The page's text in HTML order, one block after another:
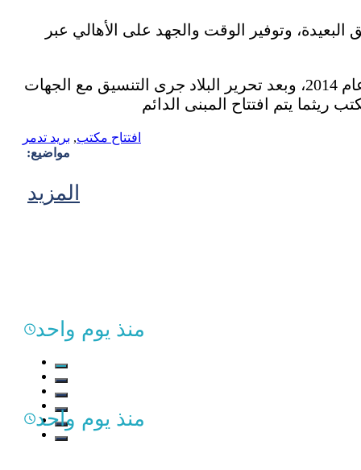
وتوفير الوقت والجهد على الأهالي عبر
ومن جهته، بيَّن مدير بريد محافظة حمص “مالك خلف” أن مكتب بريد تدمر توقف عن العمل منذ عام 2014، وبعد تحرير البلاد جرى التنسيق مع الجهات
افتتاح مكتب, بريد تدمر
مواضيع:
المزيد
منذ يوم واحد
منذ يوم واحد